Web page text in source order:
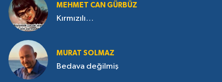
MEHMET CAN GÜRBÜZ
Kırmızılı…
MURAT SOLMAZ
Bedava değilmiş